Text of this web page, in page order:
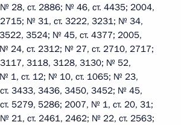
28, ст. 2886; № 46, ст. 4435; 2004,
№ 31, ст. 3222, 3231; № 34,
3524; № 45, ст. 4377; 2005,
24, ст. 2312; № 27, ст. 2710, 2717;
3118, 3128, 3130; № 52,
1, ст. 12; № 10, ст. 1065; № 23,
3433, 3436, 3450, 3452; № 45,
5279, 5286; 2007, № 1, ст. 20, 31;
21, ст. 2461, 2462; № 22, ст. 2563;